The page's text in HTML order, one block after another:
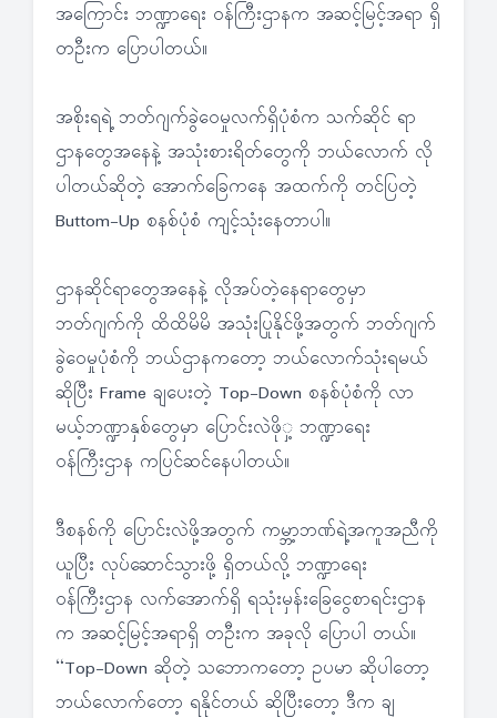
အကြောင်း ဘဏ္ဍာရေး ဝန်ကြီးဌာနက အဆင့်မြင့်အရာ ရှိ
တဦးက ပြောပါတယ်။
အစိုးရရဲ့ ဘတ်ဂျက်ခွဲဝေမှုလက်ရှိပုံစံက သက်ဆိုင် ရာ
ဌာနတွေအနေနဲ့ အသုံးစားရိတ်တွေကို ဘယ်လောက် လို
ပါတယ်ဆိုတဲ့ အောက်ခြေကနေ အထက်ကို တင်ပြတဲ့
Buttom-Up စနစ်ပုံစံ ကျင့်သုံးနေတာပါ။
ဌာနဆိုင်ရာတွေအနေနဲ့ လိုအပ်တဲ့နေရာတွေမှာ
ဘတ်ဂျက်ကို ထိထိမိမိ အသုံးပြုနိုင်ဖို့အတွက် ဘတ်ဂျက်
ခွဲဝေမှုပုံစံကို ဘယ်ဌာနကတော့ ဘယ်လောက်သုံးရမယ်
ဆိုပြီး Frame ချပေးတဲ့ Top-Down စနစ်ပုံစံကို လာ
မယ့်ဘဏ္ဍာနှစ်တွေမှာ ပြောင်းလဲဖိုှ့ ဘဏ္ဍာရေး
ဝန်ကြီးဌာန ကပြင်ဆင်နေပါတယ်။
ဒီစနစ်ကို ပြောင်းလဲဖို့အတွက် ကမ္ဘာ့ဘဏ်ရဲ့အကူအညီကို
ယူပြီး လုပ်ဆောင်သွားဖို့ ရှိတယ်လို့ ဘဏ္ဍာရေး
ဝန်ကြီးဌာန လက်အောက်ရှိ ရသုံးမှန်းခြေငွေစာရင်းဌာန
က အဆင့်မြင့်အရာရှိ တဦးက အခုလို ပြောပါ တယ်။
“Top-Down ဆိုတဲ့ သဘောကတော့ ဥပမာ ဆိုပါတော့
ဘယ်လောက်တော့ ရနိုင်တယ် ဆိုပြီးတော့ ဒီက ချ